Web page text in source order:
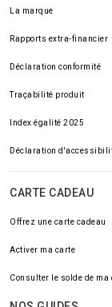
La marque
Rapports extra-financier
Déclaration conformité
Traçabilité produit
Index égalité 2025
Déclaration
CARTE CADEAU
Offrez une carte cadeau
Activer ma carte
Consulter le solde de ma